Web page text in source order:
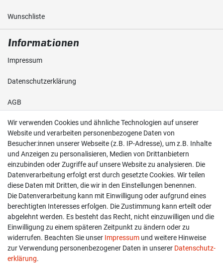
Wunschliste
Informationen
Impressum
Daten­schutz­erklärung
AGB
Shop
Kontakt
Versand & Zahlung
Widerrufs­recht
Widerruf erklären
info@overdrive-racing.de
05662 / 8878939
Wir verwenden Cookies und ähnliche Technologien auf unserer
Website und verarbeiten personenbezogene Daten von
Besucher:innen unserer Webseite (z.B. IP-Adresse), um z.B. Inhalte
und Anzeigen zu personalisieren, Medien von Drittanbietern
einzubinden oder Zugriffe auf unsere Website zu analysieren. Die
Datenverarbeitung erfolgt erst durch gesetzte Cookies. Wir teilen
diese Daten mit Dritten, die wir in den Einstellungen benennen.
Die Datenverarbeitung kann mit Einwilligung oder aufgrund eines
berechtigten Interesses erfolgen. Die Zustimmung kann erteilt oder
abgelehnt werden. Es besteht das Recht, nicht einzuwilligen und die
Einwilligung zu einem späteren Zeitpunkt zu ändern oder zu
widerrufen. Beachten Sie unser Impressum und weitere Hinweise
zur Verwendung personenbezogener Daten in unserer Daten­schutz­
erklärung.